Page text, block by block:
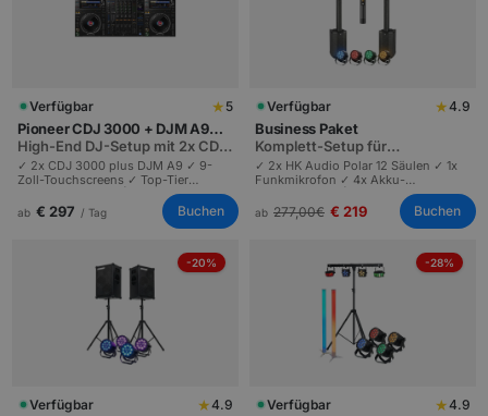
Verfügbar ★ 5
Pioneer CDJ 3000 + DJM A9
Set
High-End DJ-Setup mit 2x CDJ
3000 plus DJM A9
✓ 2x CDJ 3000 plus DJM A9 ✓ 9-
Zoll-Touchscreens ✓ Top-Tier
Industriestandard | Höchste Audio-
Qualität | Festivals, Hochzeiten und
Profi-DJ-Events.
ab € 297 / Tag Buchen
Verfügbar ★4.9
Business Paket
Komplett-Setup für
Konferenzen bis 160 Personen
✓ 2x HK Audio Polar 12 Säulen ✓ 1x
Funkmikrofon ✓ 4x Akku-
Ambientlichter | Komplettes Setup
für Tagungen und
Pressekonferenzen | Schneller
ab 277,00€ € 219 Buchen
-20%
Verfügbar ★4.9
-28%
Verfügbar ★4.9